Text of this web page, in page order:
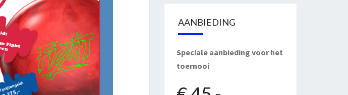
AANBIEDING
Speciale aanbieding voor het
toernooi